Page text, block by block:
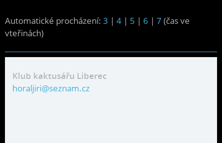
Automatické procházení: 3 | 4 | 5 | 6 | 7 (čas ve
vteřinách)
Klub kaktusářu Liberec
horaljiri@seznam.cz